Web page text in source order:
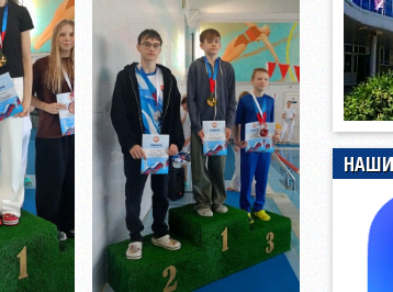
НАШИ